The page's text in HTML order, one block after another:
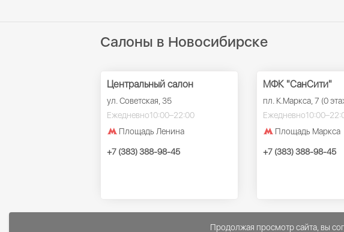
Салоны в Новосибирске
Центральный салон
ул. Советская, 35
Ежедневно10:00–22:00
Площадь Ленина
+7 (383) 388-98-45
МФК "СанСити"
пл. К.Маркса, 7 (0
Ежедневно
Площадь Маркса
+7 (383) 388-98-45
Продолжая просмотр сайта, вы